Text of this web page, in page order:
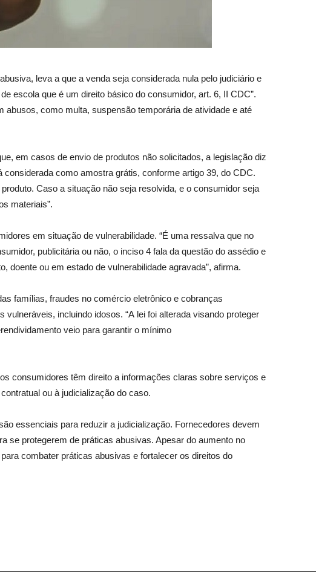
leva a que a venda seja considerada nula pelo judiciário e
escola que é um direito básico do consumidor, art. 6, II CDC”.
como multa, suspensão temporária de atividade e até
em casos de envio de produtos não solicitados, a legislação diz
como amostra grátis, conforme artigo 39, do CDC.
Caso a situação não seja resolvida, e o consumidor seja
materiais”.
em situação de vulnerabilidade. “É uma ressalva que no
publicitária ou não, o inciso 4 fala da questão do assédio e
doente ou em estado de vulnerabilidade agravada”, afirma.
famílias, fraudes no comércio eletrônico e cobranças
incluindo idosos. “A lei foi alterada visando proteger
veio para garantir o mínimo
consumidores têm direito a informações claras sobre serviços e
ou à judicialização do caso.
essenciais para reduzir a judicialização. Fornecedores devem
se protegerem de práticas abusivas. Apesar do aumento no
combater práticas abusivas e fortalecer os direitos do